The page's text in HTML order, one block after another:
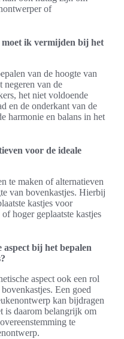
of
moet ik vermijden bij het
van de hoogte van
negeren van de
het niet voldoende
en de onderkant van de
harmonie en balans in het
voor de ideale
te maken of alternatieven
van bovenkastjes. Hierbij
kastjes voor
hoger geplaatste kastjes
aspect bij het bepalen
aspect ook een rol
Een goed
kan bijdragen
is daarom belangrijk om
te